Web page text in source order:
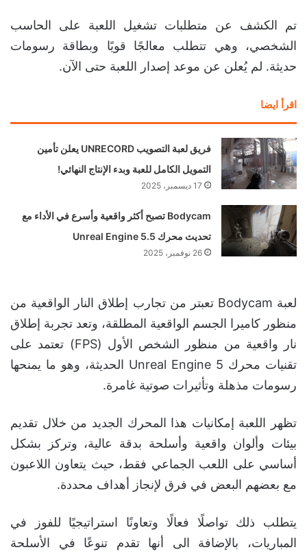
تم الكشف عن متطلبات تشغيل اللعبة على الحاسب
الشخصي، وهي تتطلب معالجًا قويًا وبطاقة رسومات
حديثة. لم يُعلن عن موعد إصدار اللعبة حتى الآن.
اقرأ ايضا
فريق لعبة التصويب UNRECORD يعلن تأمين
التمويل الكامل للعبة وبدء الإنتاج النهائي!
17 ديسمبر، 2025
Bodycam تصبح أكثر واقعية وأسرع في الأداء مع
تحديث محرك Unreal Engine 5.5
26 نوفمبر، 2025
لعبة Bodycam تعبتر من تجارب إطلاق النار الواقعية من
منظور كاميرا الجسم الواقعية المطلقة، وتعد تجربة إطلاق
نار واقعية من منظور الشخص الأول (FPS) تعتمد على
تقنيات محرك Unreal Engine 5 الحديثة، وهو ما يمنحها
رسومات مذهلة وتأثيرات صوتية غامرة.
تظهر اللعبة إمكانيات هذا المحرك الجديد من خلال تقديم
بيئات وألوان واقعية وأسلحة بدقة عالية، وتركز بشكل
أساسي على اللعب الجماعي فقط، حيث يتعاون اللاعبون
مع بعضهم البعض في فرق لإنجاز أهداف محددة.
يتطلب ذلك تواصلًا فعالًا وتعاونًا استراتيجيًا للفوز في
المباريات، بالإضافة الى أنها تقدم تنوعًا في الأسلحة